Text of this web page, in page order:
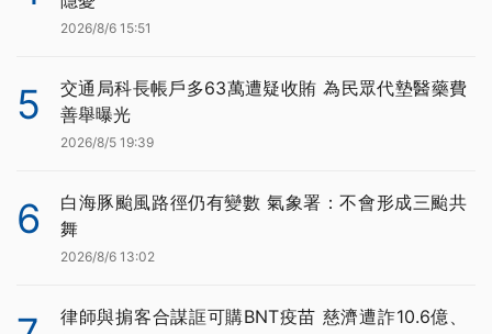
2026/8/6 15:51
5
交通局科長帳戶多63萬遭疑收賄 為民眾代墊醫藥費
善舉曝光
2026/8/5 19:39
6
白海豚颱風路徑仍有變數 氣象署：不會形成三颱共
舞
2026/8/6 13:02
律師與掮客合謀誆可購BNT疫苗 慈濟遭詐10.6億、